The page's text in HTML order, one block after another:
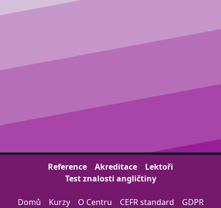
Reference Akreditace
Lektoři
Test znalosti angličtiny
Domů Kurzy O Centru CEFR standard GDPR